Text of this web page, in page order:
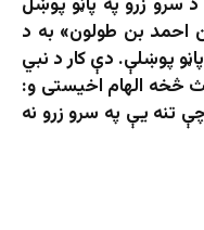
زرو په پاڼو پوښل
احمد بن طولون» به د
پوښلې. دې کار د نبي
څخه الهام اخیستی و:
تنه یې په سرو زرو نه